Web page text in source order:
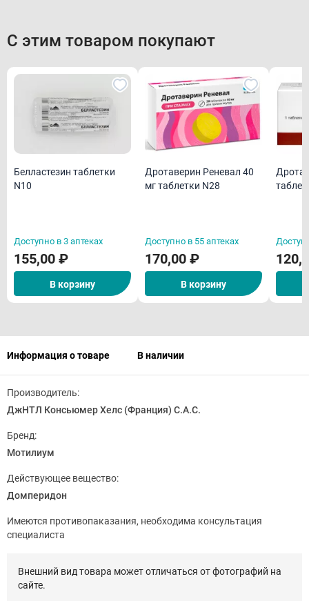
С этим товаром покупают
Белластезин таблетки
N10
Доступно в 3 аптеках
155,00 ₽
В корзину
Дротаверин Реневал 40
мг таблетки N28
Доступно в 55 аптеках
170,00 ₽
В корзину
Информация о товаре В наличии
Производитель:
ДжНТЛ Консьюмер Хелс (Франция) С.А.С.
Бренд:
Мотилиум
Действующее вещество:
Домперидон
Имеются противопаказания, необходима консультация
специалиста
Внешний вид товара может отличаться от фотографий на
сайте.